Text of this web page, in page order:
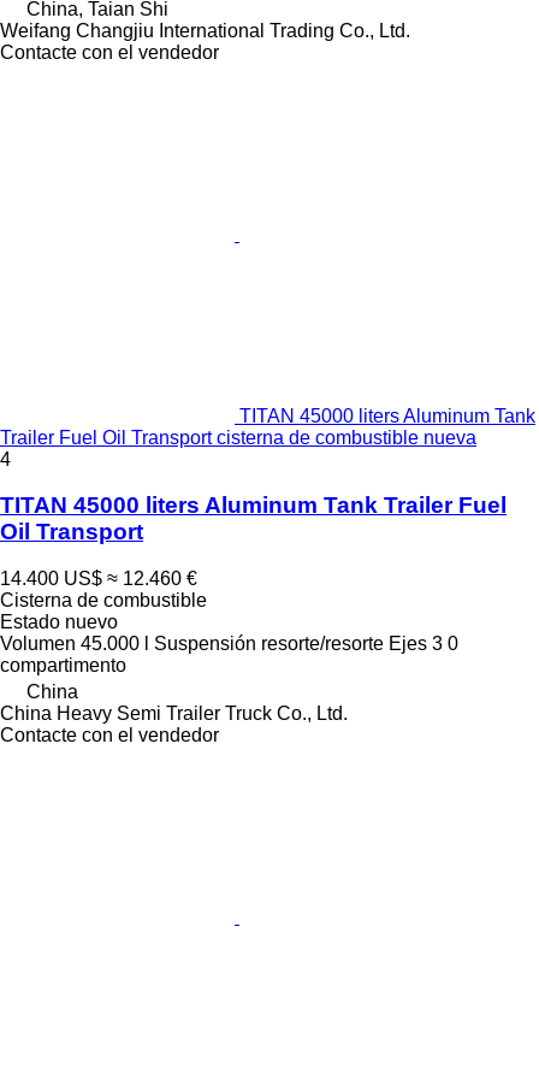
China, Taian Shi
Weifang Changjiu International Trading Co., Ltd.
Contacte con el vendedor
TITAN 45000 liters Aluminum Tank
Trailer Fuel Oil Transport cisterna de combustible nueva
4
TITAN 45000 liters Aluminum Tank Trailer Fuel
Oil Transport
14.400 US$ ≈ 12.460 €
Cisterna de combustible
Estado nuevo
Volumen 45.000 l Suspensión resorte/resorte Ejes 3 0
compartimento
China
China Heavy Semi Trailer Truck Co., Ltd.
Contacte con el vendedor